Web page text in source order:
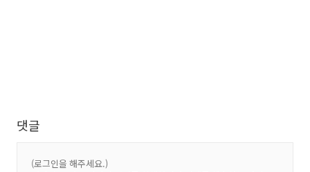
댓글